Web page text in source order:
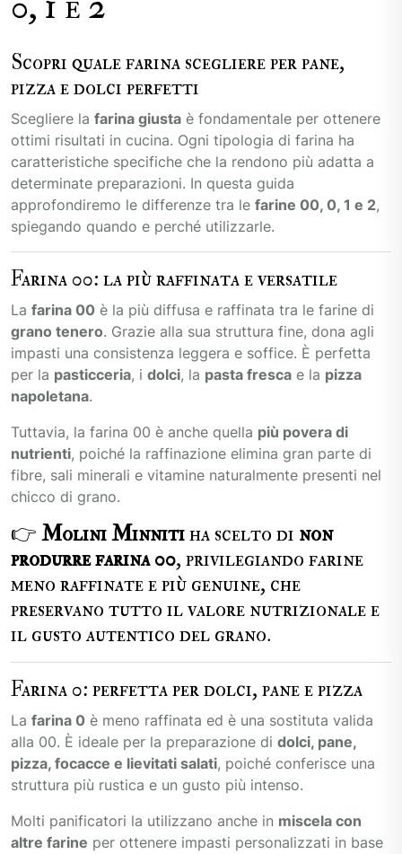
Scopri quale farina scegliere per pane,
pizza e dolci perfetti
Scegliere la farina giusta è fondamentale per ottenere
ottimi risultati in cucina. Ogni tipologia di farina ha
caratteristiche specifiche che la rendono più adatta a
determinate preparazioni. In questa guida
approfondiremo le differenze tra le farine 00, 0, 1 e 2,
spiegando quando e perché utilizzarle.
Farina 00: la più raffinata e versatile
La farina 00 è la più diffusa e raffinata tra le farine di
grano tenero. Grazie alla sua struttura fine, dona agli
impasti una consistenza leggera e soffice. È perfetta
per la pasticceria, i dolci, la pasta fresca e la pizza
napoletana.
Tuttavia, la farina 00 è anche quella più povera di
nutrienti, poiché la raffinazione elimina gran parte di
fibre, sali minerali e vitamine naturalmente presenti nel
chicco di grano.
👉 Molini Minnitiha scelto di non
produrre farina 00, privilegiando farine
meno raffinate e più genuine, che
preservano tutto il valore nutrizionale e
il gusto autentico del grano.
Farina 0: perfetta per dolci, pane e pizza
La farina 0 è meno raffinata ed è una sostituta valida
alla 00. È ideale per la preparazione di dolci, pane,
pizza, focacce e lievitati salati, poiché conferisce una
struttura più rustica e un gusto più intenso.
Molti panificatori la utilizzano anche in miscela con
altre farine per ottenere impasti personalizzati in base